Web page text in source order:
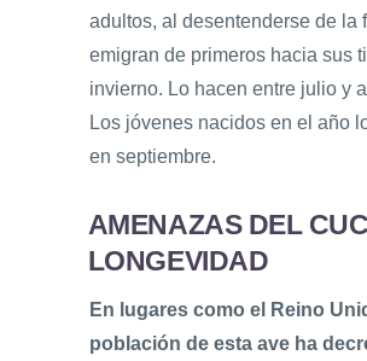
adultos, al desentenderse de la
emigran de primeros hacia sus
invierno. Lo hacen entre julio y
Los jóvenes nacidos en el año
en septiembre.
AMENAZAS DEL
LONGEVIDAD
En lugares como el Reino
población de esta ave ha